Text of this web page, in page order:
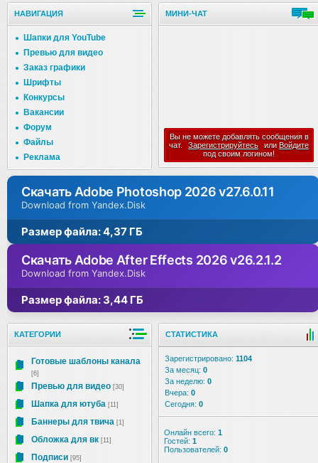
НАВИГАЦИЯ
Шапки для YouTube
Превью для видео
Заказ графики
Шрифты
Конкурсы
Вакансии
Форум
Файлы
Реклама
МИНИ-ЧАТ
Вы не можете добавлять сообщения в
чат.
Зарегистрируйтесь или Войдите
под своим логином!
Скачать Adobe Photoshop 2026 v27.6.0.11
Download from Yandex.Disk
Размер файла: 4,37 ГБ
Скачать Adobe After Effects 2026 v26.2.1.2
Download from Yandex.Disk
Размер файла: 3,44 ГБ
КАТЕГОРИИ
Готовые шаблоны канала
[6]
Превью для видео [30]
Шапка для ютуба [11]
Баннеры для твича [1]
Обложка для вк [11]
Подписи [95]
СТАТИСТИКА
Зарегистрировано: 1104
За месяц: 0
За неделю: 0
Вчера: 0
Сегодня: 0
Онлайн всего: 1
Гостей: 1
Пользователей: 0